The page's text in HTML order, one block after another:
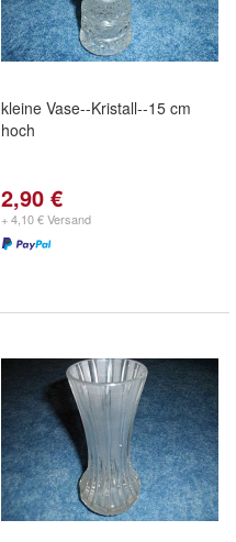
kleine Vase--Kristall--15 cm
hoch
2,90 €
+ 4,10 € Versand